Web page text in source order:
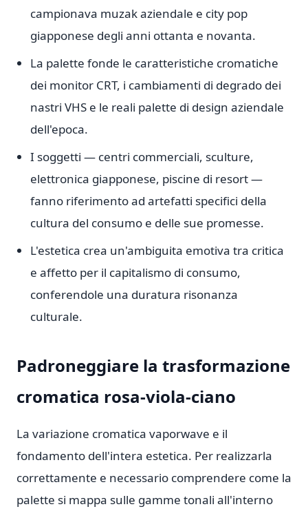
campionava muzak aziendale e city pop
giapponese degli anni ottanta e novanta.
La palette fonde le caratteristiche cromatiche
dei monitor CRT, i cambiamenti di degrado dei
nastri VHS e le reali palette di design aziendale
dell'epoca.
I soggetti — centri commerciali, sculture,
elettronica giapponese, piscine di resort —
fanno riferimento ad artefatti specifici della
cultura del consumo e delle sue promesse.
L'estetica crea un'ambiguita emotiva tra critica
e affetto per il capitalismo di consumo,
conferendole una duratura risonanza
culturale.
Padroneggiare la trasformazione
cromatica rosa-viola-ciano
La variazione cromatica vaporwave e il
fondamento dell'intera estetica. Per realizzarla
correttamente e necessario comprendere come la
palette si mappa sulle gamme tonali all'interno